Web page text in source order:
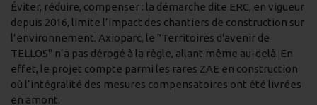
Éviter, réduire, compenser : la démarche dite ERC, en vigueur
depuis 2016, limite l’impact des chantiers de construction sur
l’environnement. Axioparc, le "Territoires d'avenir de
TELLOS" n’a pas dérogé à la règle, allant même au-delà. En
effet, le projet compte parmi les rares ZAE en construction
où l’intégralité des mesures compensatoires ont été livrées
en amont.